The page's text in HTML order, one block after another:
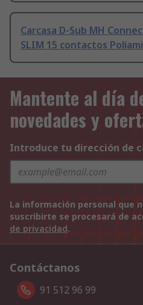
Carcasa D-Sub MH
SLIM 15 contactos
Mantente al día
novedades y
Introduce tu dirección de
La información personal que
suscribirte se procesará de
de privacidad.
Contáctanos
91 512 96 99